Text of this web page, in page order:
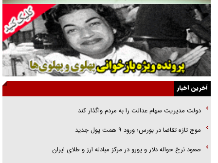
همه آقای دوربینی شده‌ایم!
قصه ناتمام سرویس مدارس
آیا مقاومت فلسطین خلع‌سلاح می‌شود؟
الگوی وحدت‌آفرین در ادراک سیاست خارجی
گفتگوی دکتر اخوان مدیرمسئول روزنامه جوان با برنامه تلویزیونی «نبرد
هرمز»
امام حسین (ع) کشته سیرت‌های عصر جاهلی شد
فریاد‌ها و ناله‌های دوستان مبارزدلم را آتش می‌زد
آخرین اخبار
دولت مدیریت سهام عدالت را به مردم واگذار کند
موج تازه تقاضا در بورس؛ ورود ۹ همت پول جدید
صعود نرخ حواله دلار و یورو در مرکز مبادله ارز و طلای ایران